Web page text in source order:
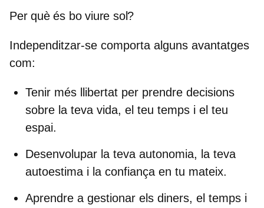
Per què és bo viure sol?
Independitzar-se comporta alguns avantatges
com:
Tenir més llibertat per prendre decisions
sobre la teva vida, el teu temps i el teu
espai.
Desenvolupar la teva autonomia, la teva
autoestima i la confiança en tu mateix.
Aprendre a gestionar els diners, el temps i